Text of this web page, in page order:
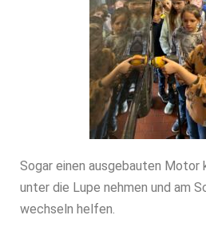
Sogar einen ausgebauten Motor
unter die Lupe nehmen und am
wechseln helfen.